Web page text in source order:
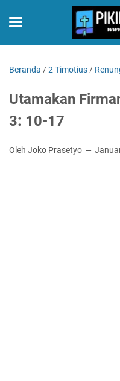
Beranda /2 Timotius /
Utamakan
3: 10-17
Oleh Joko Prasetyo